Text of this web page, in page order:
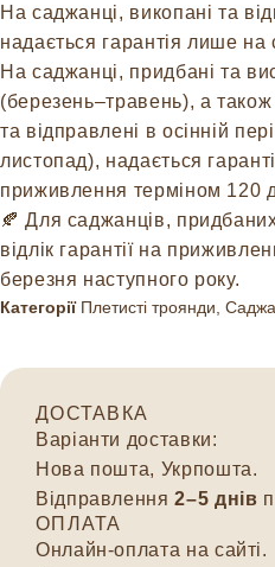
На саджанці, викопані та
надається гарантія лише на
На саджанці, придбані та
(березень–травень), а
та відправлені в осінній
листопад), надається
приживлення терміном 120
🍂 Для саджанців,
відлік гарантії на
березня наступного року.
Категорії Плетисті троянди
ДОСТАВКА
Варіанти доставки:
Нова пошта, Укрпошта.
Відправлення2–5 днів
ОПЛАТА
Онлайн-оплата на сайті.